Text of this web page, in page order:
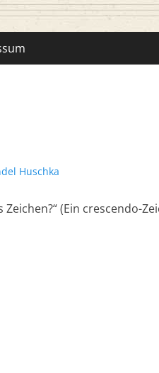
Huschka
(Ein crescendo-